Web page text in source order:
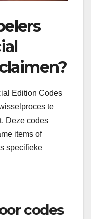
Edition Codes
te
Deze codes
items of
specifieke
codes